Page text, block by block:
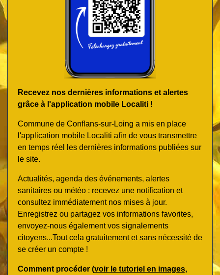
Recevez nos dernières informations et alertes
grâce à l'application mobile Localiti !
Commune de Conflans-sur-Loing a mis en place
l'application mobile Localiti afin de vous transmettre
en temps réel les dernières informations publiées sur
le site.
Actualités, agenda des événements, alertes
sanitaires ou météo : recevez une notification et
consultez immédiatement nos mises à jour.
Enregistrez ou partagez vos informations favorites,
envoyez-nous également vos signalements
citoyens...Tout cela gratuitement et sans nécessité de
se créer un compte !
Comment procéder (voir le tutoriel en images,